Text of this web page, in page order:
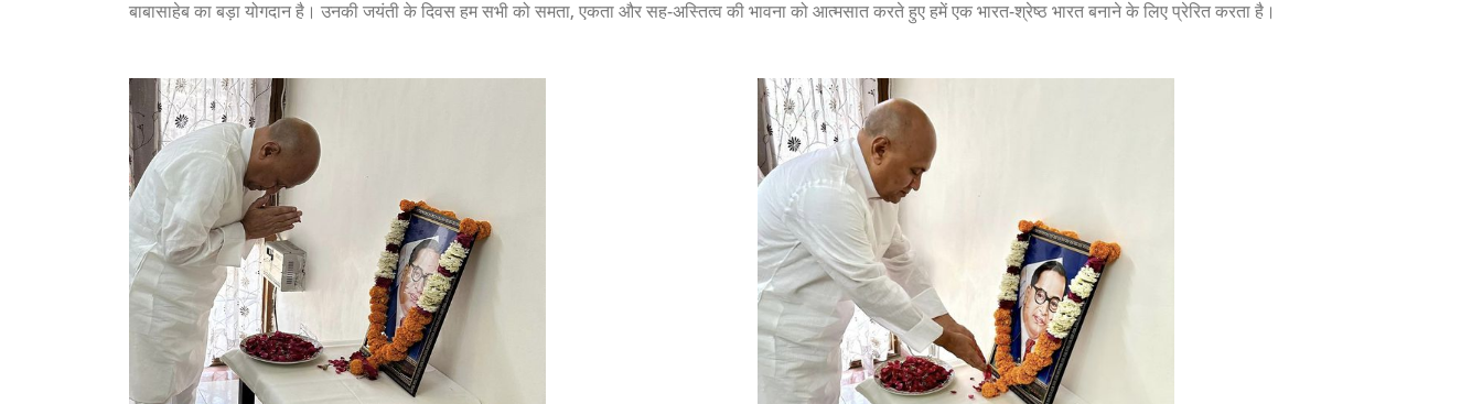
बाबासाहेब का बड़ा योगदान है। उनकी जयंती के दिवस हम सभी को समता, एकता और सह-अस्तित्व की भावना को आत्मसात करते हुए हमें एक भारत-श्रेष्ठ भारत बनाने के लिए प्रेरित करता है।